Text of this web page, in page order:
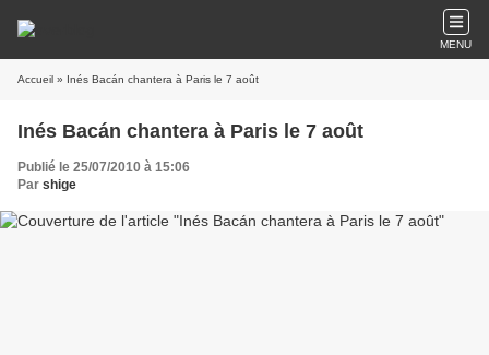
MENU
Accueil » Inés Bacán chantera à Paris le 7 août
Inés Bacán chantera à Paris le 7 août
Publié le 25/07/2010 à 15:06
Par shige